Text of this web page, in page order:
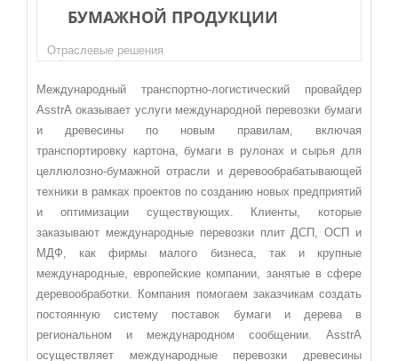
БУМАЖНОЙ ПРОДУКЦИИ
Отраслевые решения
Международный транспортно-логистический провайдер
AsstrA оказывает услуги международной перевозки бумаги
и древесины по новым правилам, включая
транспортировку картона, бумаги в рулонах и сырья для
целлюлозно-бумажной отрасли и деревообрабатывающей
техники в рамках проектов по созданию новых предприятий
и оптимизации существующих. Клиенты, которые
заказывают международные перевозки плит ДСП, ОСП и
МДФ, как фирмы малого бизнеса, так и крупные
международные, европейские компании, занятые в сфере
деревообработки. Компания помогаем заказчикам создать
постоянную систему поставок бумаги и дерева в
региональном и международном сообщении. AsstrA
осуществляет международные перевозки древесины